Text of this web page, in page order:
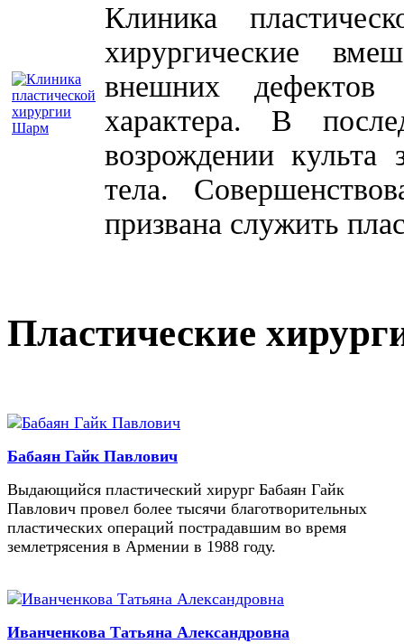
Клиника
хирургические
внешних дефектов
характера. В
возрождении культа
тела.
призвана служить
Пластические
Бабаян Гайк Павлович
Выдающийся пластический хирург Бабаян Гайк
Павлович провел более тысячи благотворительных
пластических операций пострадавшим во время
землетрясения в Армении в 1988 году.
Иванченкова Татьяна Александровна